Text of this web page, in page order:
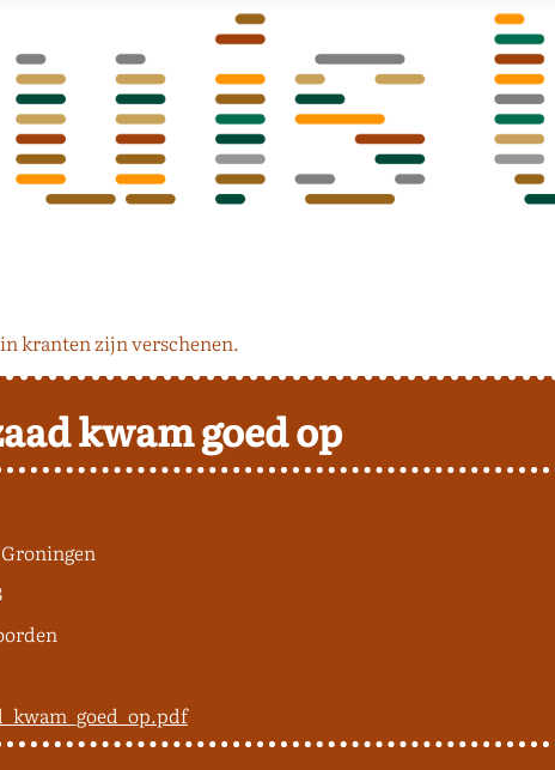
kranten zijn verschenen.
kwam goed op